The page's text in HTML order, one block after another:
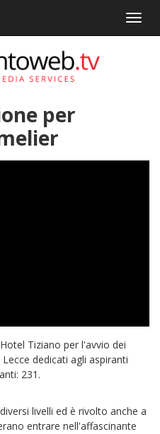
per
Tiziano per l'avvio dei
dedicati agli aspiranti
231.
livelli ed è rivolto anche a
entrare nell'affascinante